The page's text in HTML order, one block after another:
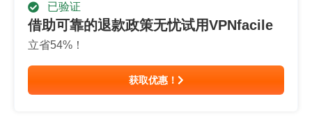
已验证
借助可靠的退款政策无忧试用VPNfacile
立省54%！
获取优惠！